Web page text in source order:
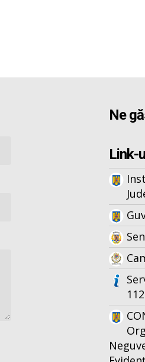
Ne
Link-
112